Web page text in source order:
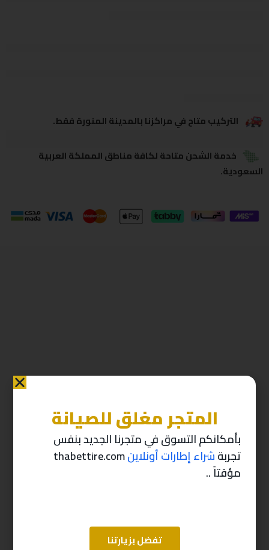
التركيب متاح في مراكزنا بالمدينة المنورة فقط.
خدمة الشحن متاحة لكافة مناطق المملكة العربية
السعودية.
منتجات ذات صله
-10%
المتجر مغلق للصيانة
بأمكانكم التسوق في متجرنا الجديد بنفس
تجربةشراء إطارات أونلاينthabettire.com
مؤقتاً ..
تفضل بزيارتنا